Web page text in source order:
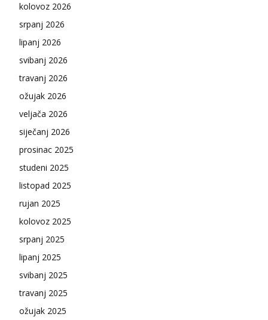
kolovoz 2026
srpanj 2026
lipanj 2026
svibanj 2026
travanj 2026
ožujak 2026
veljača 2026
siječanj 2026
prosinac 2025
studeni 2025
listopad 2025
rujan 2025
kolovoz 2025
srpanj 2025
lipanj 2025
svibanj 2025
travanj 2025
ožujak 2025